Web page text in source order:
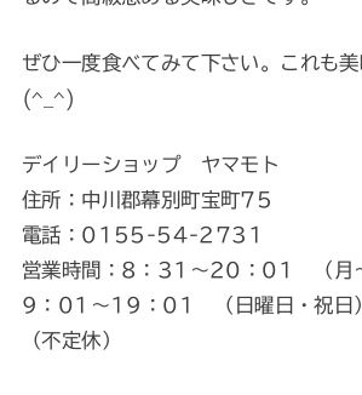
ぜひ一度食べてみて下さい。これも
(^_^)
デイリーショップ ヤマモト
住所：中川郡幕別町宝町75
電話：0155-54-2731
営業時間：8：31～20：01 （月
9：01～19：01 （日曜日・祝日
（不定休）